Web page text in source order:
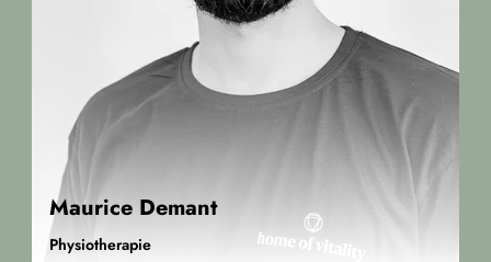
Maurice Demant
Physiotherapie